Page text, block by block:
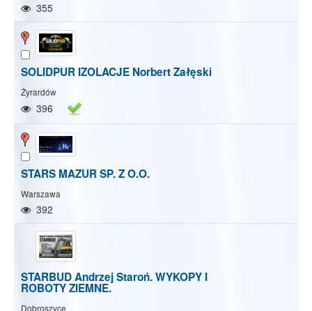
355
SOLIDPUR IZOLACJE Norbert Załęski
Żyrardów
396
STARS MAZUR SP. Z O.O.
Warszawa
392
STARBUD Andrzej Staroń. WYKOPY I
ROBOTY ZIEMNE.
Dobroszyce